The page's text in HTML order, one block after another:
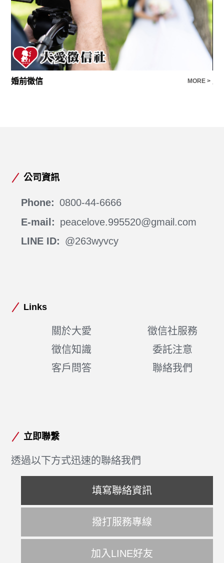
跨國專案徵信 MORE >
公司資訊
Phone: 0800-44-6666
E-mail: peacelove.995520@gmail.com
LINE ID: @263wyvcy
Links
關於大愛
徵信社服務
徵信知識
委託注意
客戶問答
聯絡我們
立即聯繫
透過以下方式迅速的聯絡我們
填寫聯絡資訊
撥打服務專線
加入LINE好友